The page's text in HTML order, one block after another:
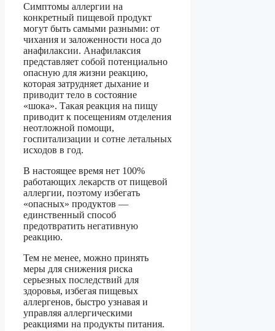
Симптомы аллергии на
конкретный пищевой продукт
могут быть самыми разными: от
чихания и заложенности носа до
анафилаксии. Анафилаксия
представляет собой потенциально
опасную для жизни реакцию,
которая затрудняет дыхание и
приводит тело в состояние
«шока». Такая реакция на пищу
приводит к посещениям отделения
неотложной помощи,
госпитализации и сотне летальных
исходов в год.
В настоящее время нет 100%
работающих лекарств от пищевой
аллергии, поэтому избегать
«опасных» продуктов —
единственный способ
предотвратить негативную
реакцию.
Тем не менее, можно принять
меры для снижения риска
серьезных последствий для
здоровья, избегая пищевых
аллергенов, быстро узнавая и
управляя аллергическими
реакциями на продукты питания.